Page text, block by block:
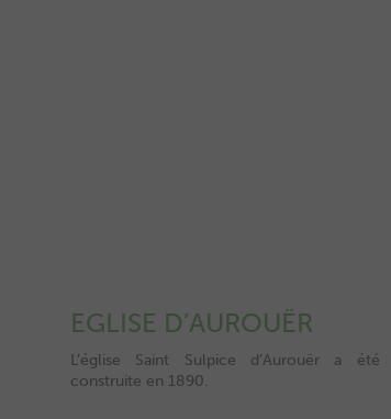
EGLISE D’AUROUËR
L’église Saint Sulpice d’Aurouër a été
construite en 1890.